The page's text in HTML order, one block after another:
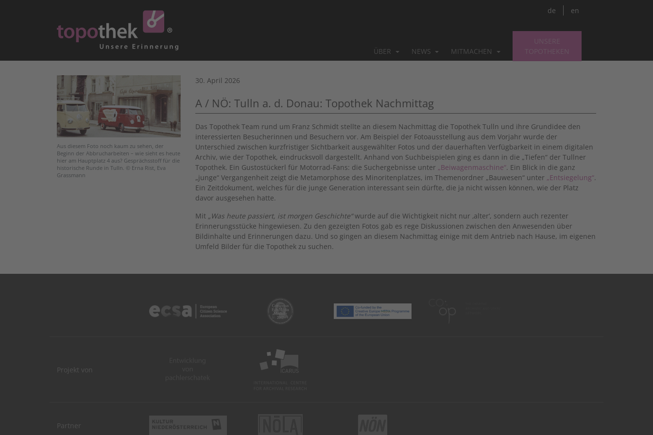
ÜBER NEWS MITMACHEN
UNSERE
TOPOTHEKEN
de en
Aus diesem Foto noch kaum zu sehen, der
Beginn der Abbrucharbeiten – wie sieht es heute
hier am Hauptplatz 4 aus? Gesprächsstoff für die
historische Runde in Tulln. © Erna Rist, Eva
Grassmann
30. April 2026
A / NÖ: Tulln a. d. Donau: Topothek Nachmittag
Das Topothek Team rund um Franz Schmidt stellte an diesem Nachmittag die Topothek Tulln und ihre Grundidee den
interessierten Besucherinnen und Besuchern vor. Am Beispiel der Fotoausstellung aus dem Vorjahr wurde der
Unterschied zwischen kurzfristiger Sichtbarkeit ausgewählter Fotos und der dauerhaften Verfügbarkeit in einem digitalen
Archiv, wie der Topothek, eindrucksvoll dargestellt. Anhand von Suchbeispielen ging es dann in die „Tiefen“ der Tullner
Topothek. Ein Gustostückerl für Motorrad-Fans: die Suchergebnisse unter „Beiwagenmaschine“. Ein Blick in die ganz
„junge“ Vergangenheit zeigt die Metamorphose des Minoritenplatzes, im Themenordner „Bauwesen“ unter „Entsiegelung“.
Ein Zeitdokument, welches für die junge Generation interessant sein dürfte, die ja nicht wissen können, wie der Platz
davor ausgesehen hatte.
Mit „Was heute passiert, ist morgen Geschichte“wurde auf die Wichtigkeit nicht nur ‚alter‘, sondern auch rezenter
Erinnerungsstücke hingewiesen. Zu den gezeigten Fotos gab es rege Diskussionen zwischen den Anwesenden über
Bildinhalte und Erinnerungen dazu. Und so gingen an diesem Nachmittag einige mit dem Antrieb nach Hause, im eigenen
Umfeld Bilder für die Topothek zu suchen.
Projekt von
Partner